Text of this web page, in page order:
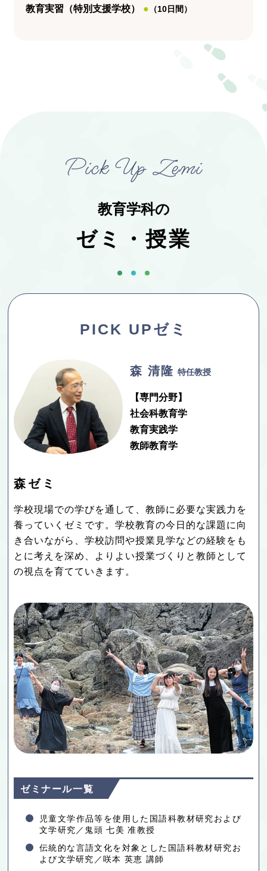
教育実習（特別支援学校） ● （10日間）
Pick Up Zemi
教育学科の
ゼミ・授業
PICK UPゼミ
森 清隆 特任教授
【専門分野】
社会科教育学
教育実践学
教師教育学
森ゼミ
学校現場での学びを通して、教師に必要な実践力を
養っていくゼミです。学校教育の今日的な課題に向
き合いながら、学校訪問や授業見学などの経験をも
とに考えを深め、よりよい授業づくりと教師として
の視点を育てていきます。
ゼミナール一覧
児童文学作品等を使用した国語科教材研究および
文学研究／鬼頭 七美 准教授
伝統的な言語文化を対象とした国語科教材研究お
よび文学研究／咲本 英恵 講師